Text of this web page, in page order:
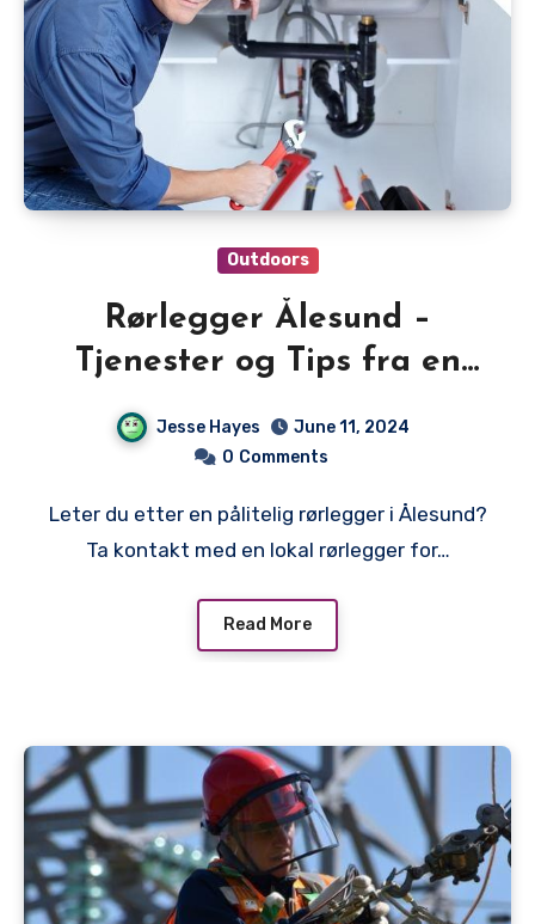
Outdoors
Rørlegger Ålesund –
Tjenester og Tips fra en
Lokal Rørlegger
Jesse Hayes
June 11, 2024
0 Comments
Leter du etter en pålitelig rørlegger i Ålesund?
Ta kontakt med en lokal rørlegger for…
Read More